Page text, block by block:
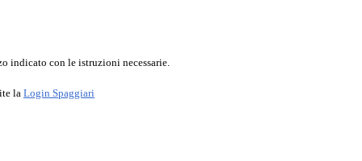
indicato con le istruzioni necessarie.
la Login Spaggiari